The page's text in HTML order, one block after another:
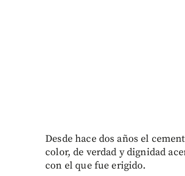
Desde hace dos años el
color, de verdad y dignidad
con el que fue erigido.